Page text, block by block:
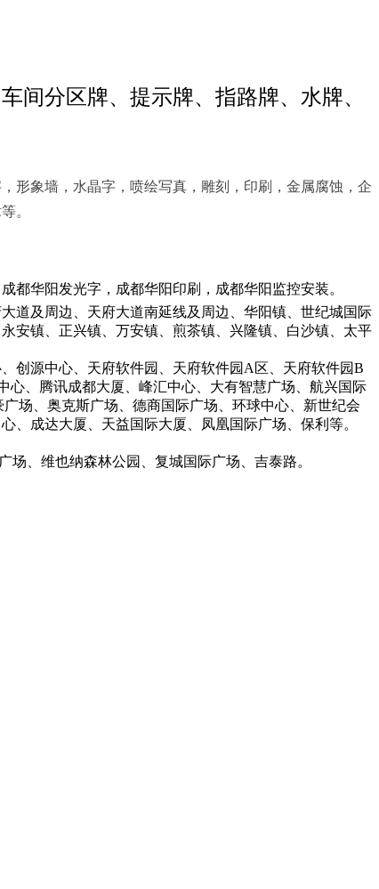
间分区牌、提示牌、指路牌、水牌、
象墙，水晶字，喷绘写真，雕刻，印刷，金属腐蚀，企
。
华阳发光字，成都华阳印刷，成都华阳监控安装。
及周边、天府大道南延线及周边、华阳镇、世纪城国际
安镇、正兴镇、万安镇、煎茶镇、兴隆镇、白沙镇、太平
源中心、天府软件园、天府软件园A区、天府软件园B
心、腾讯成都大厦、峰汇中心、大有智慧广场、航兴国际
场、奥克斯广场、德商国际广场、环球中心、新世纪会
、成达大厦、天益国际大厦、凤凰国际广场、保利等。
、维也纳森林公园、复城国际广场、吉泰路。